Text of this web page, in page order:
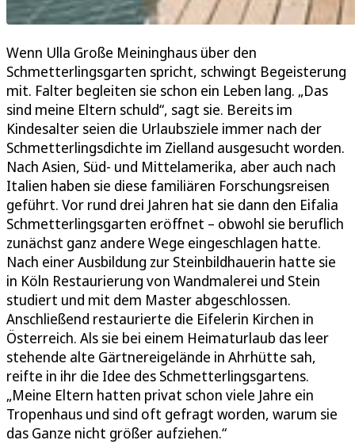
Wenn Ulla Große Meininghaus über den
Schmetterlingsgarten spricht, schwingt Begeisterung
mit. Falter begleiten sie schon ein Leben lang. „Das
sind meine Eltern schuld“, sagt sie. Bereits im
Kindesalter seien die Urlaubsziele immer nach der
Schmetterlingsdichte im Zielland ausgesucht worden.
Nach Asien, Süd- und Mittelamerika, aber auch nach
Italien haben sie diese familiären Forschungsreisen
geführt. Vor rund drei Jahren hat sie dann den Eifalia
Schmetterlingsgarten eröffnet – obwohl sie beruflich
zunächst ganz andere Wege eingeschlagen hatte.
Nach einer Ausbildung zur Steinbildhauerin hatte sie
in Köln Restaurierung von Wandmalerei und Stein
studiert und mit dem Master abgeschlossen.
Anschließend restaurierte die Eifelerin Kirchen in
Österreich. Als sie bei einem Heimaturlaub das leer
stehende alte Gärtnereigelände in Ahrhütte sah,
reifte in ihr die Idee des Schmetterlingsgartens.
„Meine Eltern hatten privat schon viele Jahre ein
Tropenhaus und sind oft gefragt worden, warum sie
das Ganze nicht größer aufziehen.“